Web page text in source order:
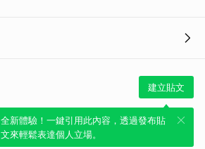
建立貼文
全新體驗！一鍵引用此內容，透過發布貼
文來輕鬆表達個人立場。